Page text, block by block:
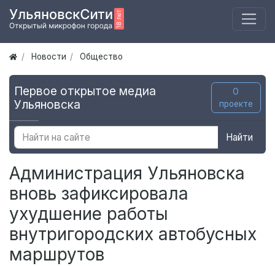
Новости Общество
Первое открытое медиа
Ульяновска
О
проекте
Найти
Администрация Ульяновска
вновь зафиксировала
ухудшение работы
внутригородских автобусных
маршрутов